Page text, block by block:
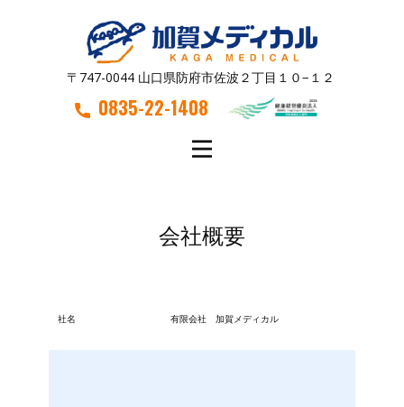
〒747-0044 山口県防府市佐波２丁目１０−１２
0835-22-1408
会社概要
社名 有限会社 加賀メディカル